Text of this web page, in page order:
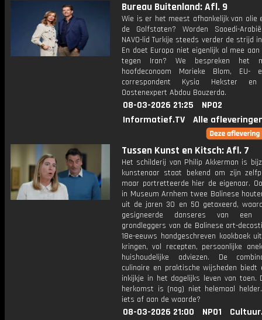
Bureau Buitenland: Afl. 9
Wie is er het meest afhankelijk van olie
de Golfstaten? Worden Saoedi-
NAVO-lid Turkije steeds verder de strijd
En doet Europa niet eigenlijk al mee
tegen Iran? We bespreken het
hoofdeconoom Marieke Blom, EU-
correspondent Kysia Hekster en
Oostenexpert Abdou Bouzerda.
08-03-2026 21:25
NPO2
Informatief.TV
Alle
Tussen Kunst en Kitsch: Afl. 7
Het schilderij van Philip Akkerman is
kunstenaar staat bekend om zijn
maar portretteerde hier de eigenaar.
in Museum Arnhem twee Balinese
uit de jaren 30 en 50 getaxeerd,
gesigneerde danseres van
grondleggers van de Balinese art-
18e-eeuws handgeschreven kookboek
kringen, vol recepten, persoonlijke
huishoudelijke adviezen. De
culinaire en praktische wijsheden biedt
inkijkje in het dagelijks leven van toen.
herkomst is (nog) niet helemaal
iets af aan de waarde?
08-03-2026 21:00 NPO1